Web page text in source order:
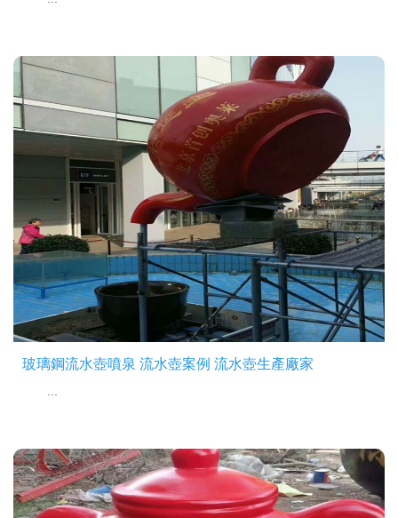
玻璃鋼流水壺噴泉 流水壺案例 流水壺生產廠家